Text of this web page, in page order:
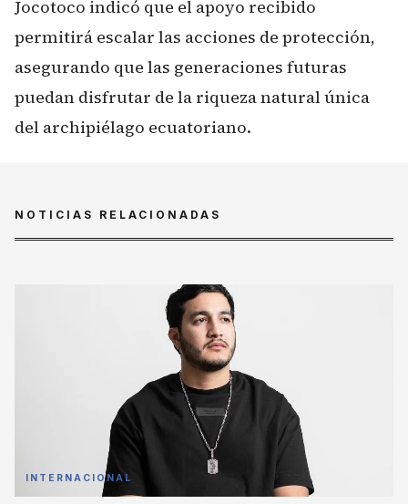
Jocotoco indicó que el apoyo recibido
permitirá escalar las acciones de protección,
asegurando que las generaciones futuras
puedan disfrutar de la riqueza natural única
del archipiélago ecuatoriano.
NOTICIAS RELACIONADAS
INTERNACIONAL